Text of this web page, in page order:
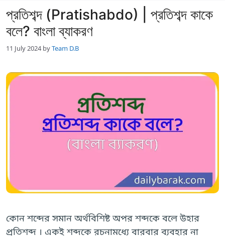
প্রতিশব্দ (Pratishabdo) | প্রতিশব্দ কাকে
বলে? বাংলা ব্যাকরণ
11 July 2024 byTeam D.B
কোন শব্দের সমান অর্থবিশিষ্ট অপর শব্দকে বলে উহার
প্রতিশব্দ । একই শব্দকে রচনামধ্যে বারবার ব্যবহার না